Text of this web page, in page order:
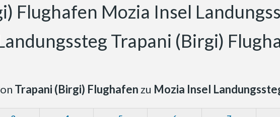
Flughafen Mozia Insel
Trapani (Birgi)
Trapani (Birgi) Flughafen zu Mozia Insel